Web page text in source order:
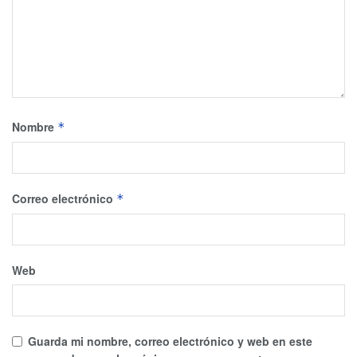
Nombre *
Correo electrónico *
Web
Guarda mi nombre, correo electrónico y web en este